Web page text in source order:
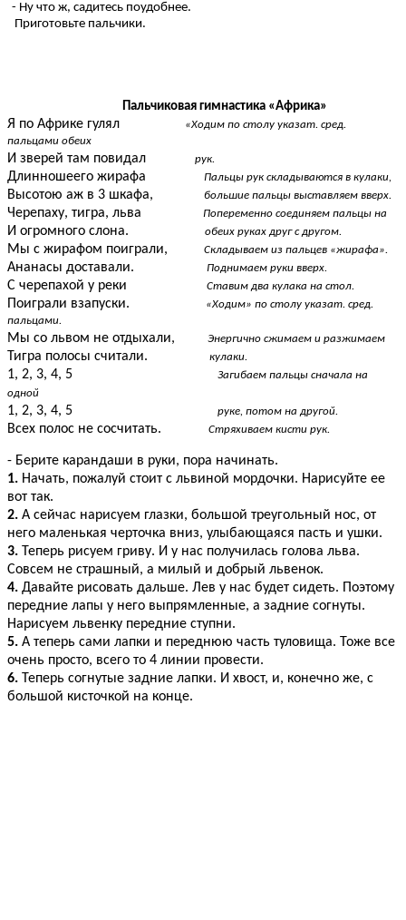
- Ну что ж, садитесь поудобнее.
Приготовьте пальчики.
Пальчиковая гимнастика «Африка»
Я по Африке гулял
«Ходим по столу указат. сред.
пальцами обеих
И зверей там повидал рук.
Длинношеего жирафа Пальцы рук складываются в кулаки,
Высотою аж в 3 шкафа, большие пальцы выставляем вверх.
Черепаху, тигра, льва Попеременно соединяем пальцы на
И огромного слона. обеих руках друг с другом.
Мы с жирафом поиграли, Складываем из пальцев «жирафа».
Ананасы доставали. Поднимаем руки вверх.
С черепахой у реки Ставим два кулака на стол.
Поиграли взапуски.
«Ходим» по столу указат. сред.
пальцами.
Мы со львом не отдыхали, Энергично сжимаем и разжимаем
Тигра полосы считали. кулаки.
1, 2, 3, 4, 5
Загибаем пальцы сначала на
одной
1, 2, 3, 4, 5 руке, потом на другой.
Всех полос не сосчитать. Стряхиваем кисти рук.
- Берите карандаши в руки, пора начинать.
1. Начать, пожалуй стоит с львиной мордочки. Нарисуйте ее
вот так.
2. А сейчас нарисуем глазки, большой треугольный нос, от
него маленькая черточка вниз, улыбающаяся пасть и ушки.
3. Теперь рисуем гриву. И у нас получилась голова льва.
Совсем не страшный, а милый и добрый львенок.
4. Давайте рисовать дальше. Лев у нас будет сидеть. Поэтому
передние лапы у него выпрямленные, а задние согнуты.
Нарисуем львенку передние ступни.
5. А теперь сами лапки и переднюю часть туловища. Тоже все
очень просто, всего то 4 линии провести.
6. Теперь согнутые задние лапки. И хвост, и, конечно же, с
большой кисточкой на конце.